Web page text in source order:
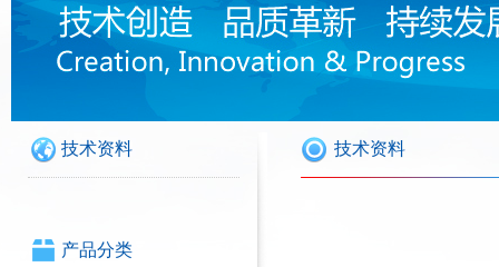
技术资料
产品分类
技术资料